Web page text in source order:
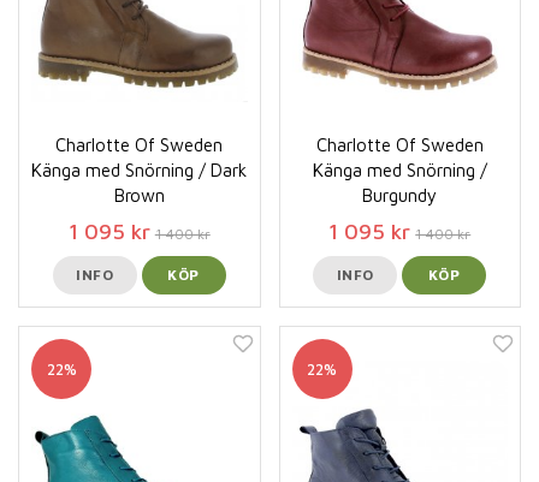
Charlotte Of Sweden
Känga med Snörning / Dark
Brown
1 095 kr 1 400 kr
INFO KÖP
Charlotte Of Sweden
Känga med Snörning /
Burgundy
1 095 kr 1 400 kr
INFO KÖP
22% 22%